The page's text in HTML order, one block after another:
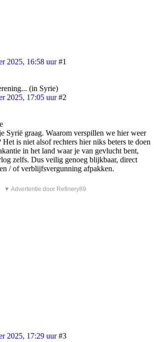
2025, 16:58 uur #1
(in Syrie)
2025, 17:05 uur #2
Syrië graag. Waarom verspillen we hier weer
Het is niet alsof rechters hier niks beters te doen
in het land waar je van gevlucht bent,
zelfs. Dus veilig genoeg blijkbaar, direct
/ of verblijfsvergunning afpakken.
▼ Advertentie door Refinery89
2025, 17:29 uur #3